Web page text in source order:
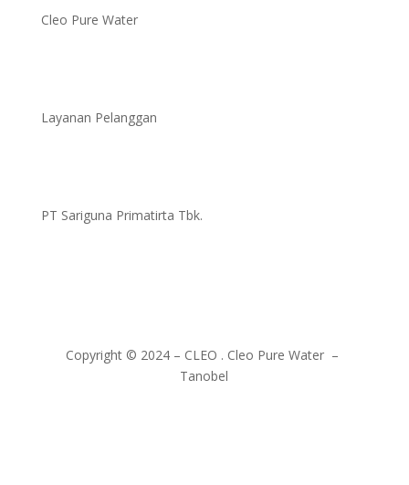
Cleo Pure Water
Layanan Pelanggan
PT Sariguna Primatirta Tbk.
Copyright © 2024 – CLEO . Cleo Pure Water –
Tanobel